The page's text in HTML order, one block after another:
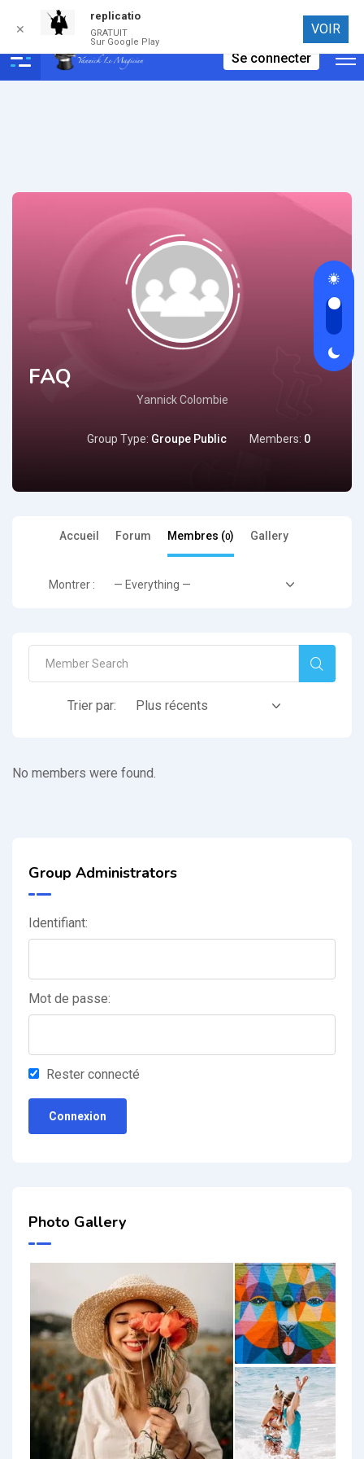
Connexion
Se connecter
FAQ
Yannick Colombie
Group Type: Groupe Public Members: 0
Accueil Forum Membres (0) Gallery
Montrer :
Search
Trier par:
Membres
No members were found.
Group Administrators
Identifiant:
Mot de passe:
Rester connecté
Connexion
Photo Gallery
✕
replicatio
GRATUIT
Sur Google Play
VOIR